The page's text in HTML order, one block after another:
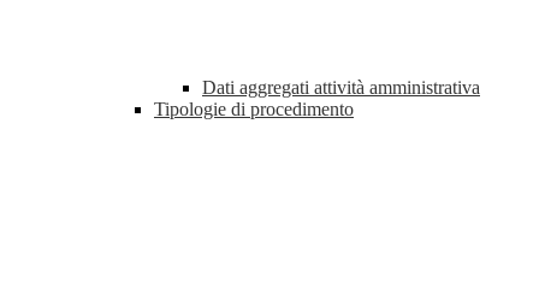
Dati aggregati attività amministrativa
Tipologie di procedimento